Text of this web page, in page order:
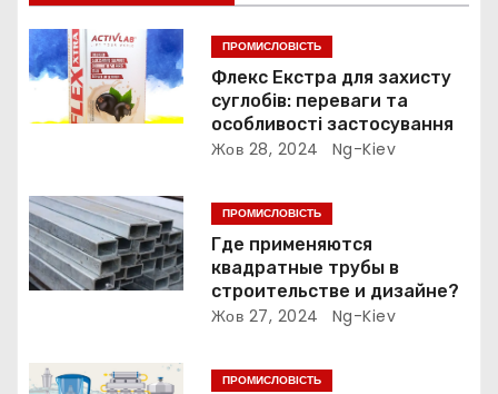
з
а
п
с
і
в
ПРОМИСЛОВІСТЬ
Флекс Екстра для захисту
суглобів: переваги та
особливості застосування
Жов 28, 2024 Ng-Kiev
ПРОМИСЛОВІСТЬ
Где применяются
квадратные трубы в
строительстве и дизайне?
Жов 27, 2024 Ng-Kiev
ПРОМИСЛОВІСТЬ